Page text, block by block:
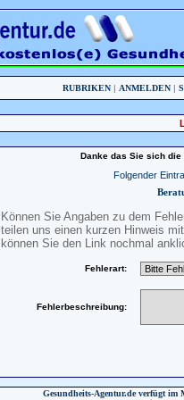
RUBRIKEN | ANMELDEN |
Danke das Sie sich die
Folgender
Können Sie Angaben zu dem
teilen uns einen kurzen Hinweis
können Sie den Link nochmal
Fehlerart:
Fehlerbeschreibung:
Gesundheits-Agentur.de verfügt im